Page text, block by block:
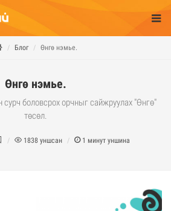
Блог Өнгө нэмье.
Өнгө нэмье.
сурч боловсрох орчныг сайжруулах "Өнгө"
төсөл.
1838 уншсан 1 минут уншина